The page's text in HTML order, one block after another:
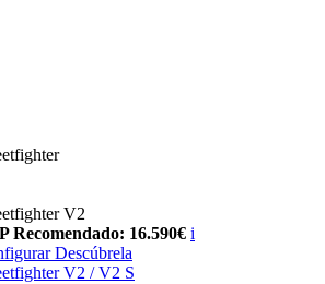
V2
Recomendado: 16.590€ i
Descúbrela
V2 / V2 S